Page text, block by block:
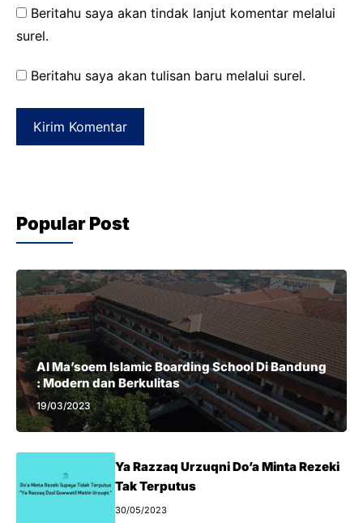
Beritahu saya akan tindak lanjut komentar melalui
surel.
Beritahu saya akan tulisan baru melalui surel.
Popular Post
Al Ma’soem Islamic Boarding School Di Bandung
: Modern dan Berkulitas
19/03/2023
Ya Razzaq Urzuqni Do’a Minta Rezeki
Tak Terputus
30/05/2023